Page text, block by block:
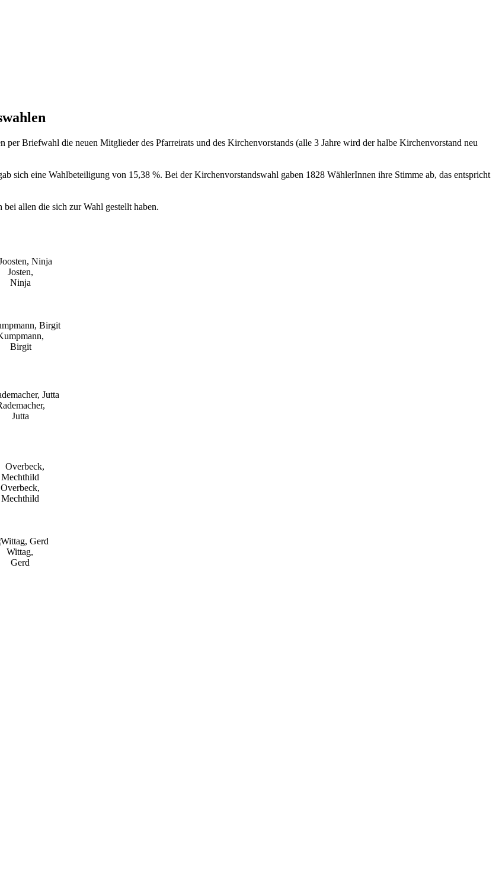
Briefwahl die neuen Mitglieder des Pfarreirats und des Kirchenvorstands (alle 3 Jahre wird der halbe Kirchenvorstand neu
sich eine Wahlbeteiligung von 15,38 %. Bei der Kirchenvorstandswahl gaben 1828 WählerInnen ihre Stimme ab, das entspricht
allen die sich zur Wahl gestellt haben.
Josten,
Ninja
Birgit
Jutta
Overbeck,
Mechthild
Wittag,
Gerd